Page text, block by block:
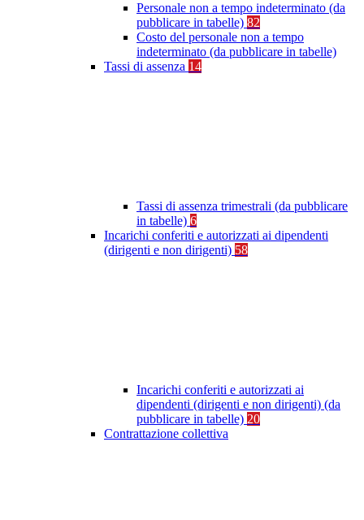
Personale non a tempo indeterminato (da
pubblicare in tabelle) 82
Costo del personale non a tempo
indeterminato (da pubblicare in tabelle)
Tassi di assenza 14
Tassi di assenza trimestrali (da pubblicare
in tabelle) 6
Incarichi conferiti e autorizzati ai dipendenti
(dirigenti e non dirigenti) 58
Incarichi conferiti e autorizzati ai
dipendenti (dirigenti e non dirigenti) (da
pubblicare in tabelle) 20
Contrattazione collettiva